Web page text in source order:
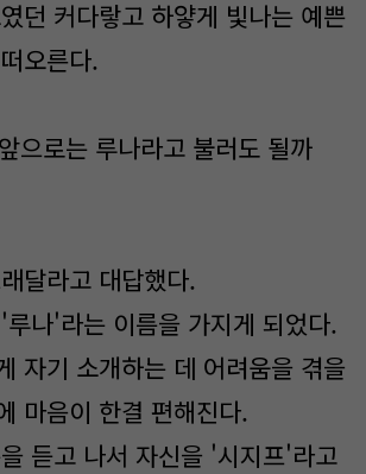
던 커다랗고 하얗게 빛나는 예쁜
오른다.
으로는 루나라고 불러도 될까
달라고 대답했다.
나'라는 이름을 가지게 되었다.
자기 소개하는 데 어려움을 겪을
마음이 한결 편해진다.
듣고 나서 자신을 '시지프'라고